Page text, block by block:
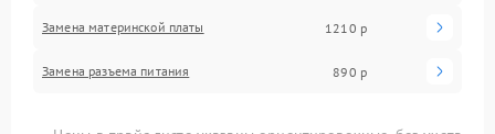
Замена материнской платы 1210 р
Замена разъема питания 890 р